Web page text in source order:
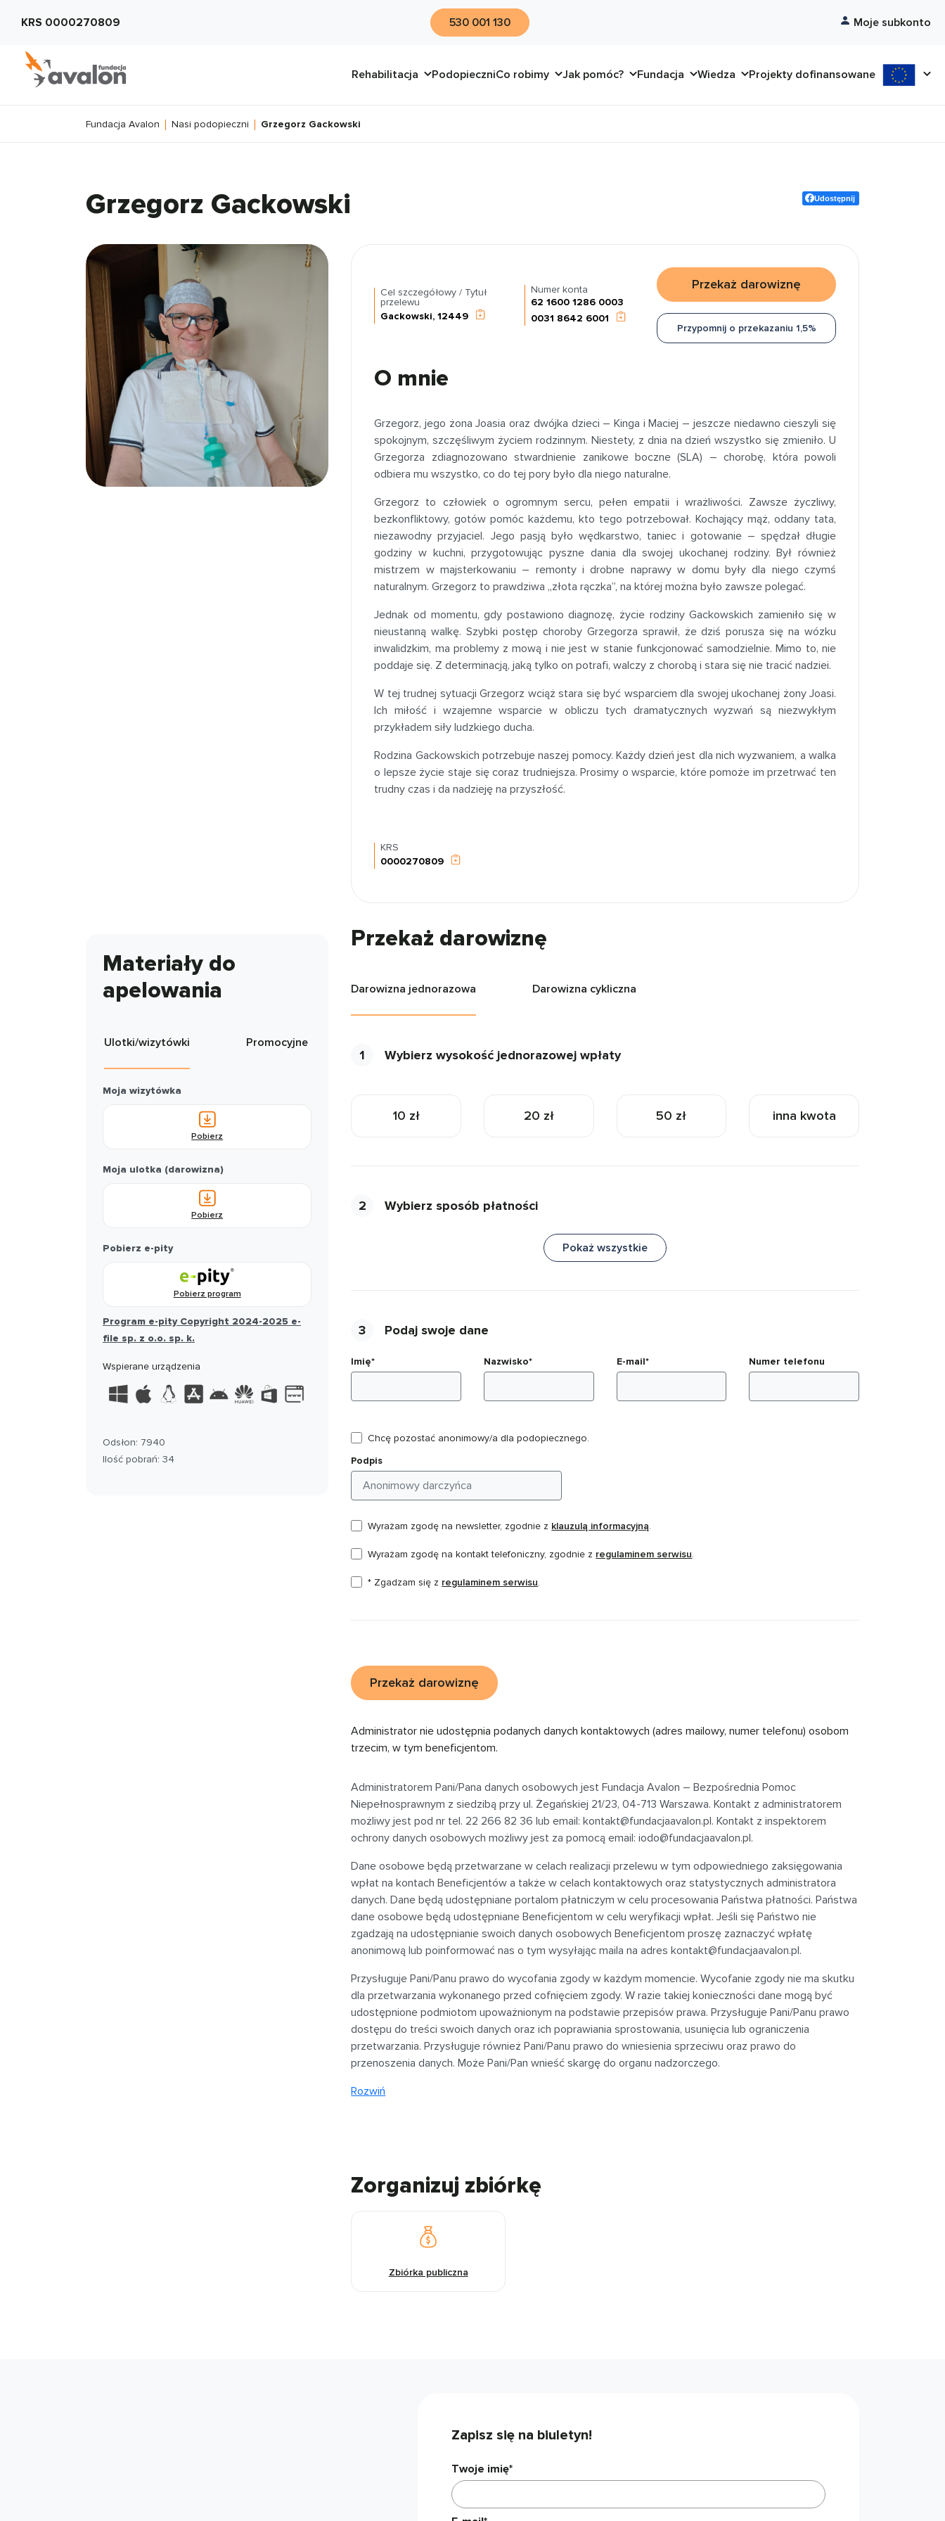
KRS 0000270809 530 001 130 Moje subkonto
Rehabilitacja PodopieczniCo robimy Jak pomóc? Fundacja Wiedza Projekty dofinansowane
Fundacja Avalon Nasi podopieczni Grzegorz Gackowski
Grzegorz Gackowski Udostępnij
Cel szczegółowy / Tytuł
przelewu
Gackowski, 12449
Numer konta
62 1600 1286 0003
0031 8642 6001
Przekaż darowiznę
Przypomnij o przekazaniu 1,5%
O mnie
Grzegorz, jego żona Joasia oraz dwójka dzieci – Kinga i Maciej – jeszcze niedawno cieszyli się
spokojnym, szczęśliwym życiem rodzinnym. Niestety, z dnia na dzień wszystko się zmieniło. U
Grzegorza zdiagnozowano stwardnienie zanikowe boczne (SLA) – chorobę, która powoli
odbiera mu wszystko, co do tej pory było dla niego naturalne.
Grzegorz to człowiek o ogromnym sercu, pełen empatii i wrażliwości. Zawsze życzliwy,
bezkonfliktowy, gotów pomóc każdemu, kto tego potrzebował. Kochający mąż, oddany tata,
niezawodny przyjaciel. Jego pasją było wędkarstwo, taniec i gotowanie – spędzał długie
godziny w kuchni, przygotowując pyszne dania dla swojej ukochanej rodziny. Był również
mistrzem w majsterkowaniu – remonty i drobne naprawy w domu były dla niego czymś
naturalnym. Grzegorz to prawdziwa „złota rączka”, na której można było zawsze polegać.
Jednak od momentu, gdy postawiono diagnozę, życie rodziny Gackowskich zamieniło się w
nieustanną walkę. Szybki postęp choroby Grzegorza sprawił, że dziś porusza się na wózku
inwalidzkim, ma problemy z mową i nie jest w stanie funkcjonować samodzielnie. Mimo to, nie
poddaje się. Z determinacją, jaką tylko on potrafi, walczy z chorobą i stara się nie tracić nadziei.
W tej trudnej sytuacji Grzegorz wciąż stara się być wsparciem dla swojej ukochanej żony Joasi.
Ich miłość i wzajemne wsparcie w obliczu tych dramatycznych wyzwań są niezwykłym
przykładem siły ludzkiego ducha.
Rodzina Gackowskich potrzebuje naszej pomocy. Każdy dzień jest dla nich wyzwaniem, a walka
o lepsze życie staje się coraz trudniejsza. Prosimy o wsparcie, które pomoże im przetrwać ten
trudny czas i da nadzieję na przyszłość.
KRS
0000270809
Materiały do
apelowania
Ulotki/wizytówki Promocyjne
Moja wizytówka
Pobierz
Moja ulotka (darowizna)
Pobierz
Pobierz e-pity
Pobierz program
Program e-pity Copyright 2024-2025 e-
file sp. z o.o. sp. k.
Wspierane urządzenia
Odsłon: 7940
Ilość pobrań: 34
Przekaż darowiznę
Darowizna jednorazowa Darowizna cykliczna
1 Wybierz wysokość jednorazowej wpłaty
10 zł 20 zł 50 zł inna kwota
2 Wybierz sposób płatności
Pokaż wszystkie
3 Podaj swoje dane
Imię* Nazwisko* E-mail* Numer telefonu
Chcę pozostać anonimowy/a dla podopiecznego.
Podpis
Wyrażam zgodę na newsletter, zgodnie z klauzulą informacyjną.
Wyrażam zgodę na kontakt telefoniczny, zgodnie z regulaminem serwisu.
* Zgadzam się z regulaminem serwisu.
Przekaż darowiznę
Administrator nie udostępnia podanych danych kontaktowych (adres mailowy, numer telefonu) osobom
trzecim, w tym beneficjentom.
Administratorem Pani/Pana danych osobowych jest Fundacja Avalon – Bezpośrednia Pomoc
Niepełnosprawnym z siedzibą przyul. Żegańskiej 21/23, 04-713 Warszawa. Kontakt z administratorem
możliwy jest pod nr tel. 22 266 82 36 lub email:kontakt@fundacjaavalon.pl. Kontakt z inspektorem
ochrony danych osobowych możliwy jest za pomocą email:iodo@fundacjaavalon.pl.
Dane osobowe będą przetwarzane w celach realizacji przelewu w tym odpowiedniego zaksięgowania
wpłat na kontach Beneficjentów a także w celach kontaktowych oraz statystycznych administratora
danych. Dane będą udostępniane portalom płatniczym w celu procesowania Państwa płatności. Państwa
dane osobowe będą udostępniane Beneficjentom w celu weryfikacji wpłat. Jeśli się Państwo nie
zgadzają na udostępnianie swoich danych osobowych Beneficjentom proszę zaznaczyć wpłatę
anonimową lub poinformować nas o tym wysyłając maila na adreskontakt@fundacjaavalon.pl.
Przysługuje Pani/Panu prawo do wycofania zgody w każdym momencie. Wycofanie zgody nie ma skutku
dla przetwarzania wykonanego przed cofnięciem zgody. W razie takiej konieczności dane mogą być
udostępnione podmiotom upoważnionym na podstawie przepisów prawa. Przysługuje Pani/Panu prawo
dostępu do treści swoich danych oraz ich poprawiania sprostowania, usunięcia lub ograniczenia
przetwarzania. Przysługuje również Pani/Panu prawo do wniesienia sprzeciwu oraz prawo do
przenoszenia danych. Może Pani/Pan wnieść skargę do organu nadzorczego.
Rozwiń
Zorganizuj zbiórkę
Zbiórka publiczna
Zapisz się na biuletyn!
Twoje imię*